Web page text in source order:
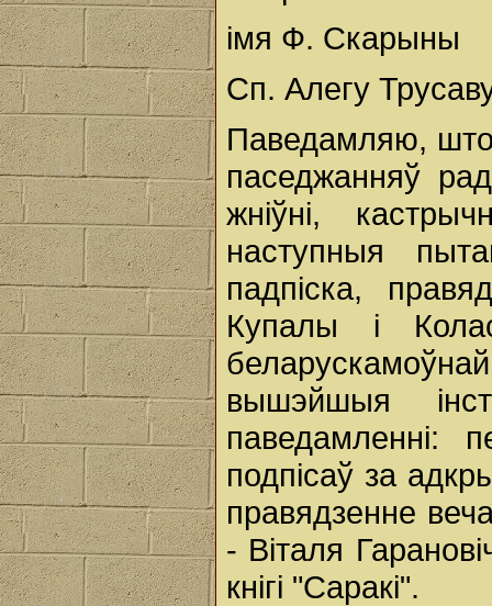
імя Ф. Скарыны
Сп. Алегу
Паведамляю, што
паседжанняў
жніўні,
наступныя
падпіска,
Купалы і
вышэйшыя
паведамленні:
подпісаў за
правядзенне
- Віталя
кнігі "Саракі".